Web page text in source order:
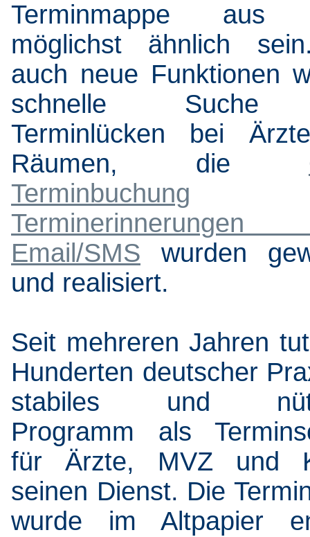
Terminmappe aus
möglichst ähnlich
auch neue Funktionen
schnelle Suche
Terminlücken bei
Räumen, die
Terminbuchung
Email/SMS wurden
und realisiert.
Seit mehreren Jahren
Hunderten deutscher
stabiles und
Programm als
für Ärzte, MVZ und
seinen Dienst. Die
wurde im Altpapier